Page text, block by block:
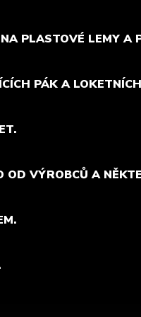
PLASTOVÉ LEMY A
PÁK A
OD VÝROBCŮ A